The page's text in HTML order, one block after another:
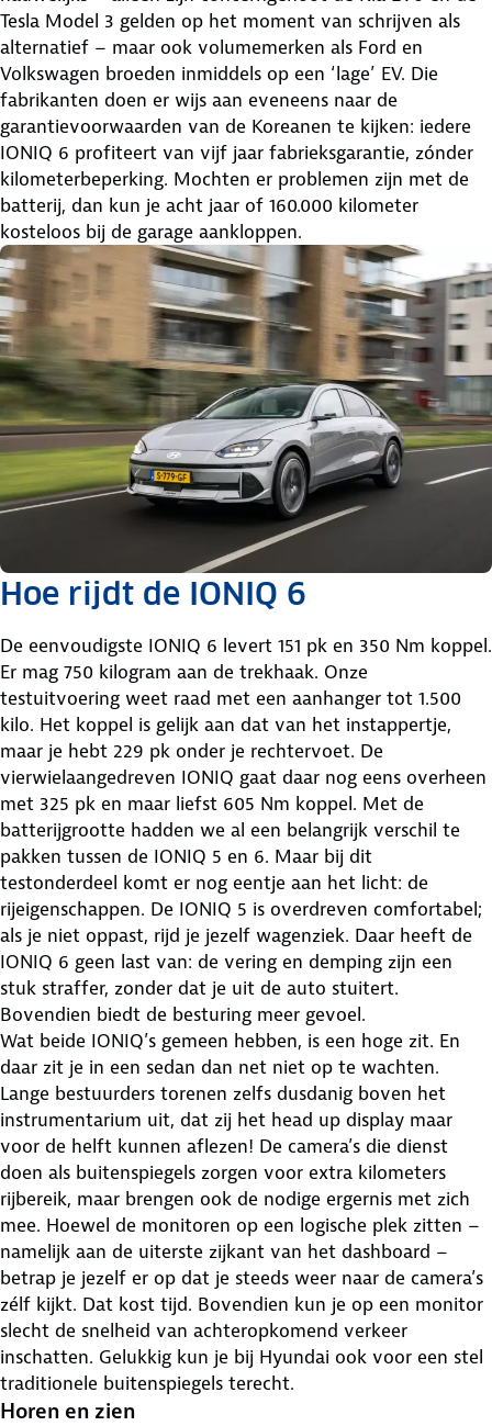
Tesla Model 3 gelden op het moment van schrijven als
alternatief – maar ook volumemerken als Ford en
Volkswagen broeden inmiddels op een ‘lage’ EV. Die
fabrikanten doen er wijs aan eveneens naar de
garantievoorwaarden van de Koreanen te kijken: iedere
IONIQ 6 profiteert van vijf jaar fabrieksgarantie, zónder
kilometerbeperking. Mochten er problemen zijn met de
batterij, dan kun je acht jaar of 160.000 kilometer
kosteloos bij de garage aankloppen.
Hoe rijdt de IONIQ 6
De eenvoudigste IONIQ 6 levert 151 pk en 350 Nm koppel.
Er mag 750 kilogram aan de trekhaak. Onze
testuitvoering weet raad met een aanhanger tot 1.500
kilo. Het koppel is gelijk aan dat van het instappertje,
maar je hebt 229 pk onder je rechtervoet. De
vierwielaangedreven IONIQ gaat daar nog eens overheen
met 325 pk en maar liefst 605 Nm koppel. Met de
batterijgrootte hadden we al een belangrijk verschil te
pakken tussen de IONIQ 5 en 6. Maar bij dit
testonderdeel komt er nog eentje aan het licht: de
rijeigenschappen. De IONIQ 5 is overdreven comfortabel;
als je niet oppast, rijd je jezelf wagenziek. Daar heeft de
IONIQ 6 geen last van: de vering en demping zijn een
stuk straffer, zonder dat je uit de auto stuitert.
Bovendien biedt de besturing meer gevoel.
Wat beide IONIQ’s gemeen hebben, is een hoge zit. En
daar zit je in een sedan dan net niet op te wachten.
Lange bestuurders torenen zelfs dusdanig boven het
instrumentarium uit, dat zij het head up display maar
voor de helft kunnen aflezen! De camera’s die dienst
doen als buitenspiegels zorgen voor extra kilometers
rijbereik, maar brengen ook de nodige ergernis met zich
mee. Hoewel de monitoren op een logische plek zitten –
namelijk aan de uiterste zijkant van het dashboard –
betrap je jezelf er op dat je steeds weer naar de camera’s
zélf kijkt. Dat kost tijd. Bovendien kun je op een monitor
slecht de snelheid van achteropkomend verkeer
inschatten. Gelukkig kun je bij Hyundai ook voor een stel
traditionele buitenspiegels terecht.
Horen en zien